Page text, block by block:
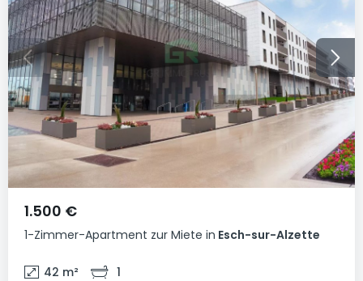
1-Zimmer-Apartment zur Miete in Esch-sur-Alzette
1.500 €
42 m² 1